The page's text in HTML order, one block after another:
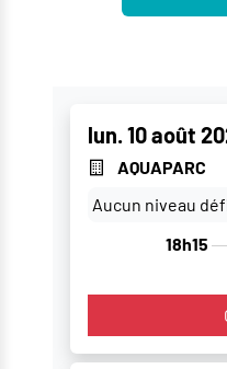
lun. 10 août
AQUAPARC
Aucun niveau
18h15